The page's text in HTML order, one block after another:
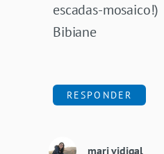
escadas-mosaico!)
Bibiane
RESPONDER
mari vidigal